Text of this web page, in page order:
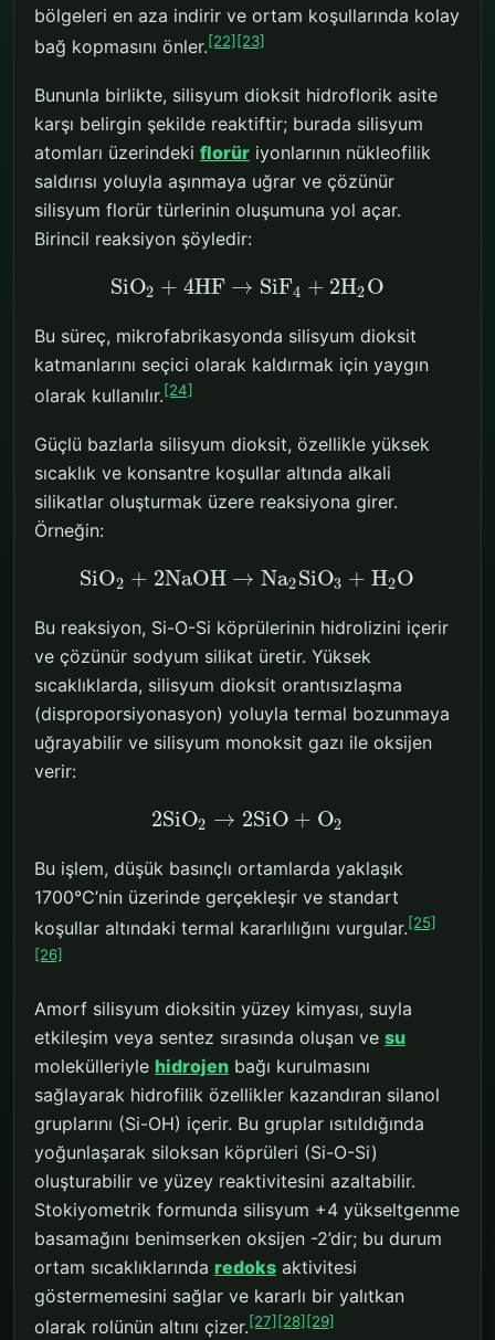
bölgeleri en aza indirir ve ortam koşullarında kolay
bağ kopmasını önler.[22][23]
Bununla birlikte, silisyum dioksit hidroflorik asite
karşı belirgin şekilde reaktiftir; burada silisyum
atomları üzerindeki florür iyonlarının nükleofilik
saldırısı yoluyla aşınmaya uğrar ve çözünür
silisyum florür türlerinin oluşumuna yol açar.
Birincil reaksiyon şöyledir:
SiO2 + 4HF → SiF4 + 2H2O
Bu süreç, mikrofabrikasyonda silisyum dioksit
katmanlarını seçici olarak kaldırmak için yaygın
olarak kullanılır.[24]
Güçlü bazlarla silisyum dioksit, özellikle yüksek
sıcaklık ve konsantre koşullar altında alkali
silikatlar oluşturmak üzere reaksiyona girer.
Örneğin:
SiO2 + 2NaOH → Na2SiO3 + H2O
Bu reaksiyon, Si-O-Si köprülerinin hidrolizini içerir
ve çözünür sodyum silikat üretir. Yüksek
sıcaklıklarda, silisyum dioksit orantısızlaşma
(disproporsiyonasyon) yoluyla termal bozunmaya
uğrayabilir ve silisyum monoksit gazı ile oksijen
verir:
2SiO2 → 2SiO + O2
Bu işlem, düşük basınçlı ortamlarda yaklaşık
1700°C’nin üzerinde gerçekleşir ve standart
koşullar altındaki termal kararlılığını vurgular.[25]
[26]
Amorf silisyum dioksitin yüzey kimyası, suyla
etkileşim veya sentez sırasında oluşan ve su
molekülleriyle hidrojen bağı kurulmasını
sağlayarak hidrofilik özellikler kazandıran silanol
gruplarını (Si-OH) içerir. Bu gruplar ısıtıldığında
yoğunlaşarak siloksan köprüleri (Si-O-Si)
oluşturabilir ve yüzey reaktivitesini azaltabilir.
Stokiyometrik formunda silisyum +4 yükseltgenme
basamağını benimserken oksijen -2’dir; bu durum
ortam sıcaklıklarında redoks aktivitesi
göstermemesini sağlar ve kararlı bir yalıtkan
olarak rolünün altını çizer.[27] [28] [29]